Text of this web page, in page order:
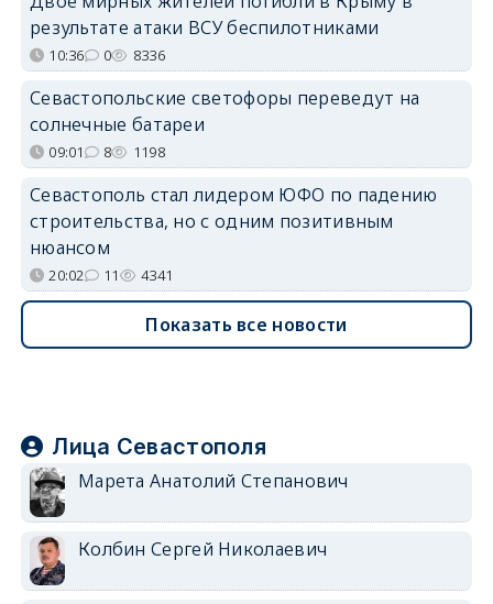
результате атаки ВСУ беспилотниками
10:36 0 8336
Севастопольские светофоры переведут на
солнечные батареи
09:01 8 1198
Севастополь стал лидером ЮФО по падению
строительства, но с одним позитивным
нюансом
20:02 11 4341
Показать все новости
Лица Севастополя
Марета Анатолий Степанович
Колбин Сергей Николаевич